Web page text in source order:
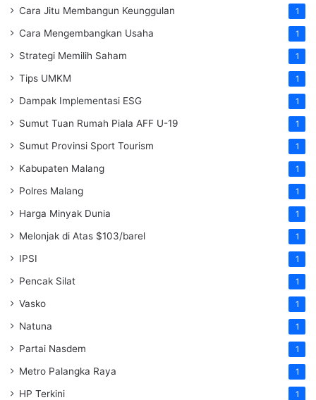
Cara Jitu Membangun Keunggulan 1
Cara Mengembangkan Usaha 1
Strategi Memilih Saham 1
Tips UMKM 1
Dampak Implementasi ESG 1
Sumut Tuan Rumah Piala AFF U-19 1
Sumut Provinsi Sport Tourism 1
Kabupaten Malang 1
Polres Malang 1
Harga Minyak Dunia 1
Melonjak di Atas $103/barel 1
IPSI 1
Pencak Silat 1
Vasko 1
Natuna 1
Partai Nasdem 1
Metro Palangka Raya 1
HP Terkini 1